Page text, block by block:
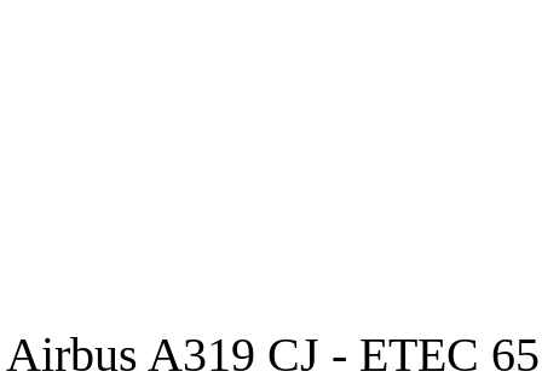
Airbus A319 CJ - ETEC